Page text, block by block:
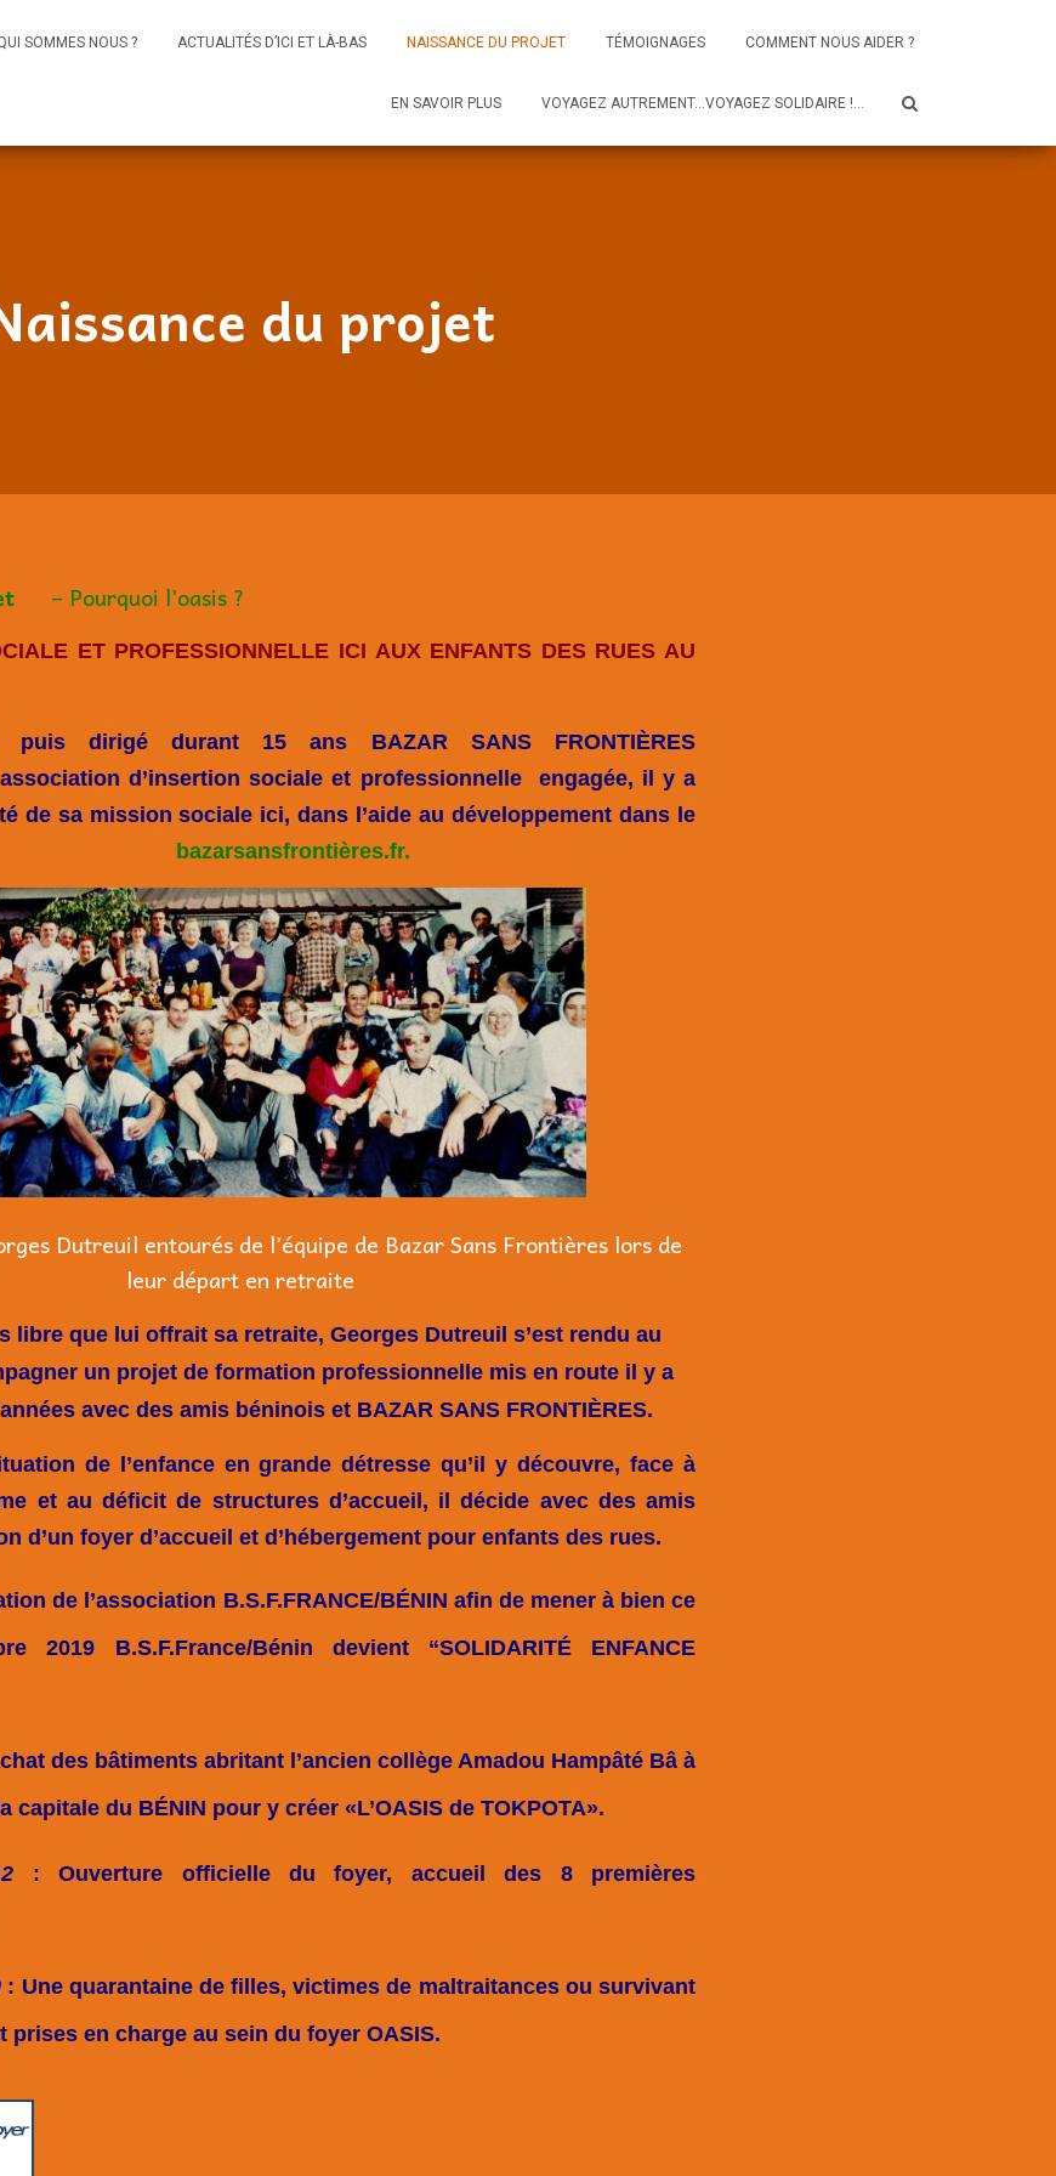
SOMMES NOUS ? ACTUALITÉS D’ICI ET LÀ-BAS NAISSANCE DU PROJET TÉMOIGNAGES COMMENT NOUS AIDER ?
EN SAVOIR PLUS VOYAGEZ AUTREMENT…VOYAGEZ SOLIDAIRE !…
du projet
– Pourquoi l’oasis ?
ET PROFESSIONNELLE ICI AUX ENFANTS DES RUES AU
puis dirigé durant 15 ans BAZAR SANS FRONTIÈRES
association d’insertion sociale et professionnelle engagée, il y a
de sa mission sociale ici, dans l’aide au développement dans le
bazarsansfrontières.fr.
Dutreuil entourés de l’équipe de Bazar Sans Frontières lors de
leur départ en retraite
libre que lui offrait sa retraite, Georges Dutreuil s’est rendu au
un projet de formation professionnelle mis en route il y a
avec des amis béninois et BAZAR SANS FRONTIÈRES.
de l’enfance en grande détresse qu’il y découvre, face à
et au déficit de structures d’accueil, il décide avec des amis
d’un foyer d’accueil et d’hébergement pour enfants des rues.
de l’association B.S.F.FRANCE/BÉNIN afin de mener à bien ce
2019 B.S.F.France/Bénin devient “SOLIDARITÉ ENFANCE
des bâtiments abritant l’ancien collège Amadou Hampâté Bâ à
capitale du BÉNIN pour y créer «L’OASIS de TOKPOTA».
: Ouverture officielle du foyer, accueil des 8 premières
: Une quarantaine de filles, victimes de maltraitances ou survivant
prises en charge au sein du foyer OASIS.